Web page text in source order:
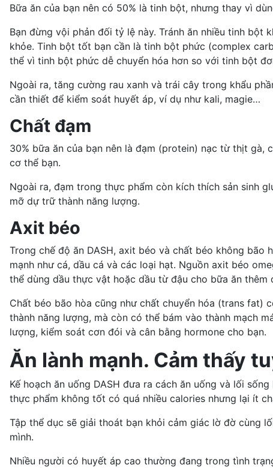
Bữa ăn của bạn nên có 50% là tinh bột, nhưng thay vì
Bạn đừng vội phản đối tỷ lệ này. Tránh ăn nhiều tinh
khỏe. Tinh bột tốt bạn cần là tinh bột phức (complex
thể vì tinh bột phức dễ chuyển hóa hơn so với tinh bột
Ngoài ra, tăng cường rau xanh và trái cây trong khẩu
cần thiết để kiểm soát huyết áp, ví dụ như kali, magie…
Chất đạm
30% bữa ăn của bạn nên là đạm (protein) nạc từ thịt
cơ thể bạn.
Ngoài ra, đạm trong thực phẩm còn kích thích sản sinh
mỡ dự trữ thành năng lượng.
Axit béo
Trong chế độ ăn DASH, axit béo và chất béo không bão
mạnh như cá, dầu cá và các loại hạt. Nguồn axit béo
thể dùng dầu thực vật hoặc dầu từ đậu cho bữa ăn thêm
Chất béo bão hòa cũng như chất chuyển hóa (trans fat)
thành năng lượng, mà còn có thể bám vào thành mạch
lượng, kiểm soát cơn đói và cân bằng hormone cho bạn.
Ăn lành mạnh. Cảm thấy
Kế hoạch ăn uống DASH đưa ra cách ăn uống và lối
thực phẩm không tốt có quá nhiều calories nhưng lại ít
Tập thể dục sẽ giải thoát bạn khỏi cảm giác lờ đờ cùng
mình.
Nhiều người có huyết áp cao thường đang trong tình